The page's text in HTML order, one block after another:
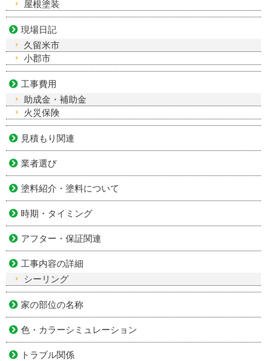
屋根塗装
現場日記
久留米市
小郡市
工事費用
助成金・補助金
火災保険
見積もり関連
業者選び
塗料紹介・塗料について
時期・タイミング
アフター・保証関連
工事内容の詳細
シーリング
家の部位の名称
色・カラーシミュレーション
トラブル関係